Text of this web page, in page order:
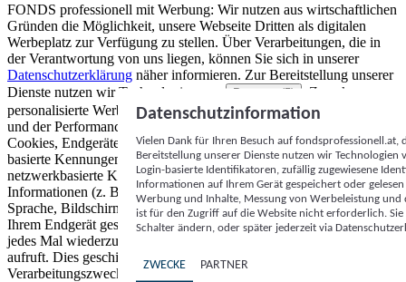
FONDS professionell mit Werbung: Wir nutzen aus wirtschaftlichen
Gründen die Möglichkeit, unsere Webseite Dritten als digitalen
Werbeplatz zur Verfügung zu stellen. Über Verarbeitungen, die in
der Verantwortung von uns liegen, können Sie sich in unserer
Datenschutzerklärung näher informieren. Zur Bereitstellung unserer
Dienste nutzen wir Technologien von
Partnern (5)
. Zwecke:
personalisierte Werbung und Inhalte, Messung von Werbeleistung
und der Performance von Inhalten sowie Zielgruppenforschung.
Cookies, Endgeräte- oder ähnliche Online-Kennungen (z. B. login-
basierte Kennungen, zufällig generierte Kennungen,
netzwerkbasierte Kennungen) können zusammen mit anderen
Informationen (z. B. Browsertyp und Browserinformationen,
Sprache, Bildschirmgröße, unterstützte Technologien usw.) auf
Ihrem Endgerät gespeichert oder von dort ausgelesen werden, um es
jedes Mal wiederzuerkennen, wenn es eine App oder einer Webseite
aufruft. Dies geschieht für einen oder mehrere der hier aufgeführten
Verarbeitungszwecke.
Datenschutzinformation
Vielen Dank für Ihren Besuch auf
Bereitstellung unserer Dienste nutzen wir Technologien
Login-basierte Identifikatoren, zufällig zugewiesene
Informationen auf Ihrem Gerät gespeichert oder
Werbung und Inhalte, Messung von Werbeleistung
ist für den Zugriff auf die Website nicht erforderlich.
Schalter ändern, oder später jederzeit via
ZWECKE PARTNER